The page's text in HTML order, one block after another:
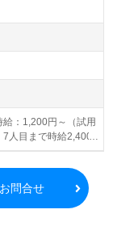
：1,200円～（試用
人目まで時給2,400
サービス提供時間内
も可能です♪ 9：15
～～～～～～～～
円～（試用期間3
） 9：15～14：
お問合せ